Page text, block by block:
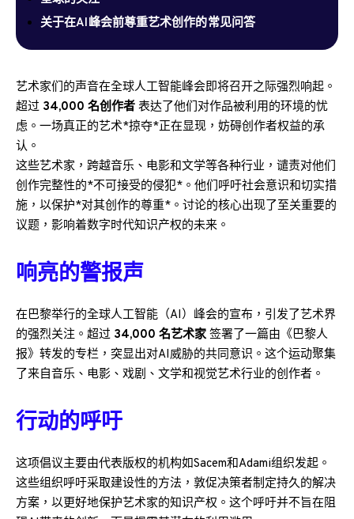
关于在AI峰会前尊重艺术创作的常见问答
艺术家们的声音在全球人工智能峰会即将召开之际强烈响起。
超过 34,000 名创作者 表达了他们对作品被利用的环境的忧
虑。一场真正的艺术*掠夺*正在显现，妨碍创作者权益的承
认。
这些艺术家，跨越音乐、电影和文学等各种行业，谴责对他们
创作完整性的*不可接受的侵犯*。他们呼吁社会意识和切实措
施，以保护*对其创作的尊重*。讨论的核心出现了至关重要的
议题，影响着数字时代知识产权的未来。
响亮的警报声
在巴黎举行的全球人工智能（AI）峰会的宣布，引发了艺术界
的强烈关注。超过 34,000 名艺术家 签署了一篇由《巴黎人
报》转发的专栏，突显出对AI威胁的共同意识。这个运动聚集
了来自音乐、电影、戏剧、文学和视觉艺术行业的创作者。
行动的呼吁
这项倡议主要由代表版权的机构如Sacem和Adami组织发起。
这些组织呼吁采取建设性的方法，敦促决策者制定持久的解决
方案，以更好地保护艺术家的知识产权。这个呼吁并不旨在阻